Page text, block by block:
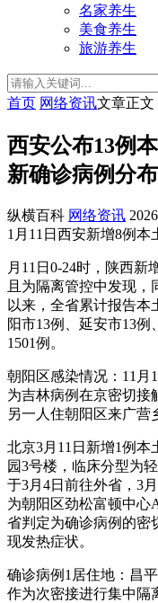
名家养生
美食养生
旅游养生
首页 网络资讯文章正文
西安公布13例
新确诊病例分布
纵横百科 网络资讯
1月11日西安新增8例本
月11日0-24时，陕西新
且为隔离管控中发现，
以来，全省累计报告本
阳市13例、延安市13
1501例。
朝阳区感染情况：11月
为吉林病例在京密切接
另一人住朝阳区来广营
北京3月11日新增1例
园3号楼，临床分型为
于3月4日前往外省，3
为朝阳区劲松富顿中心
省判定为确诊病例的密
现发热症状。
确诊病例1居住地：昌
作为次密接进行集中隔